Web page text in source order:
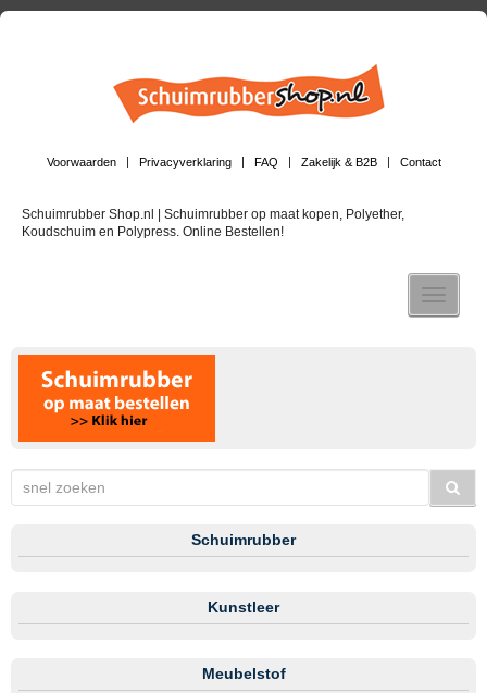
Voorwaarden Privacyverklaring FAQ Zakelijk & B2B Contact
Schuimrubber Shop.nl | Schuimrubber op maat kopen, Polyether,
Koudschuim en Polypress. Online Bestellen!
Toggle
Schuimrubber
Kunstleer
Meubelstof